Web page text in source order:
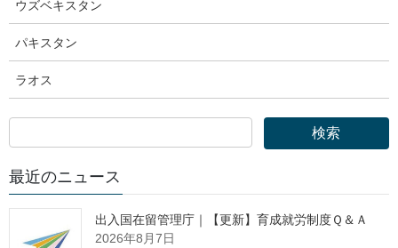
法務省｜令和６年能登半島地震につ
いて【まとめページ(一覧)】
被災者、被災者のご家族・関係者の
方へ
ウズベキスタン
パキスタン
ラオス
最近のニュース
出入国在留管理庁｜【更新】育成就労制度Ｑ＆Ａ
2026年8月7日